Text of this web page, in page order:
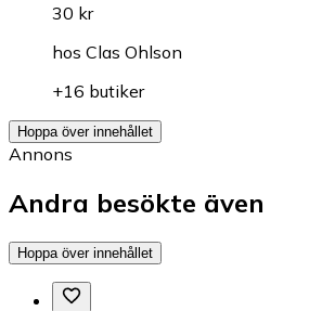
30 kr
hos Clas Ohlson
+16 butiker
Hoppa över innehållet
Annons
Andra besökte även
Hoppa över innehållet